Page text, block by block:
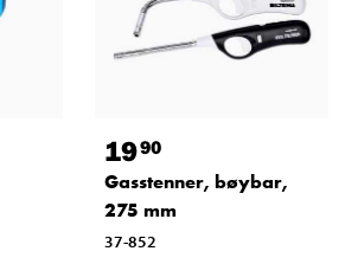
1990
Gasstenner, bøybar,
275 mm
37-852